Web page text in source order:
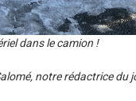
dans le camion !
notre rédactrice du